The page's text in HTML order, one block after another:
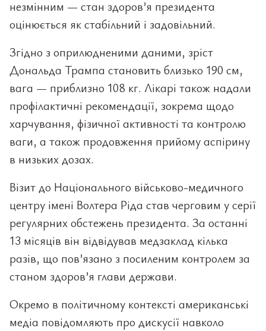
незмінним — стан здоров’я президента
оцінюється як стабільний і задовільний.
Згідно з оприлюдненими даними, зріст
Дональда Трампа становить близько 190 см,
вага — приблизно 108 кг. Лікарі також надали
профілактичні рекомендації, зокрема щодо
харчування, фізичної активності та контролю
ваги, а також продовження прийому аспірину
в низьких дозах.
Візит до Національного військово-медичного
центру імені Волтера Ріда став черговим у серії
регулярних обстежень президента. За останні
13 місяців він відвідував медзаклад кілька
разів, що пов’язано з посиленим контролем за
станом здоров’я глави держави.
Окремо в політичному контексті американські
медіа повідомляють про дискусії навколо